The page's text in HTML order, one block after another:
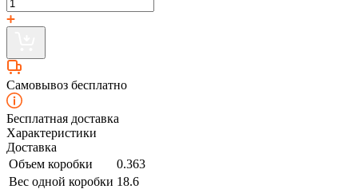
Самовывоз бесплатно
Бесплатная доставка
Характеристики
Доставка
Объем коробки
0.363
Вес одной коробки 18.6